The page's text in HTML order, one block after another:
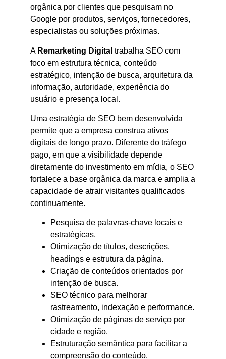
orgânica por clientes que pesquisam no
Google por produtos, serviços, fornecedores,
especialistas ou soluções próximas.
A Remarketing Digital trabalha SEO com
foco em estrutura técnica, conteúdo
estratégico, intenção de busca, arquitetura da
informação, autoridade, experiência do
usuário e presença local.
Uma estratégia de SEO bem desenvolvida
permite que a empresa construa ativos
digitais de longo prazo. Diferente do tráfego
pago, em que a visibilidade depende
diretamente do investimento em mídia, o SEO
fortalece a base orgânica da marca e amplia a
capacidade de atrair visitantes qualificados
continuamente.
Pesquisa de palavras-chave locais e
estratégicas.
Otimização de títulos, descrições,
headings e estrutura da página.
Criação de conteúdos orientados por
intenção de busca.
SEO técnico para melhorar
rastreamento, indexação e performance.
Otimização de páginas de serviço por
cidade e região.
Estruturação semântica para facilitar a
compreensão do conteúdo.